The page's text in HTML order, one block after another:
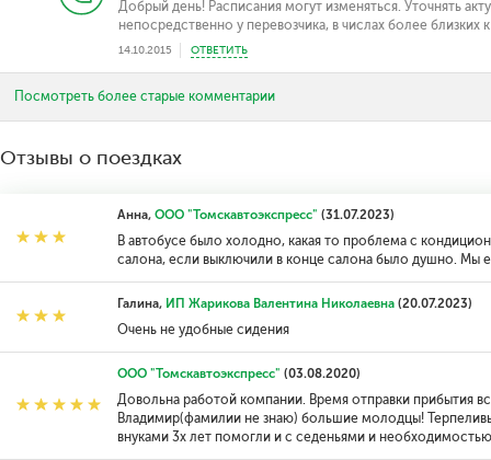
Добрый день! Расписания могут изменяться. Уточнять
непосредственно у перевозчика, в числах более близких
14.10.2015 ОТВЕТИТЬ
Посмотреть более старые комментарии
Отзывы о поездках
Анна, ООО "Томскавтоэкспресс" (31.07.2023)
В автобусе было холодно, какая то проблема с
салона, если выключили в конце салона было душно. Мы
Галина, ИП Жарикова Валентина Николаевна(20.07.2023)
Очень не удобные сидения
ООО "Томскавтоэкспресс" (03.08.2020)
Довольна работой компании. Время отправки прибытия
Владимир(фамилии не знаю) большие молодцы!
внуками 3х лет помогли и с седеньями и